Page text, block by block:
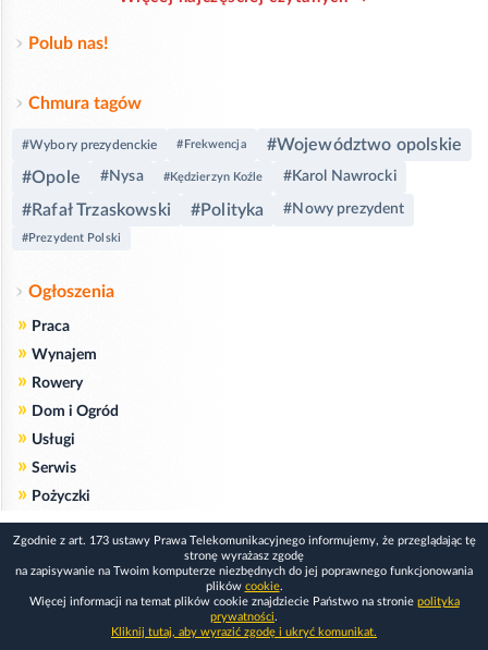
Polub nas!
Chmura tagów
#Wybory prezydenckie #Frekwencja
#Województwo opolskie
#Opole
#Nysa #Kędzierzyn Koźle #Karol Nawrocki
#Rafał Trzaskowski #Polityka #Nowy prezydent
#Prezydent Polski
Ogłoszenia
» Praca
» Wynajem
» Rowery
» Dom i Ogród
» Usługi
» Serwis
» Pożyczki
Zgodnie z art. 173 ustawy Prawa Telekomunikacyjnego informujemy, że przeglądając tę
stronę wyrażasz zgodę
na zapisywanie na Twoim komputerze niezbędnych do jej poprawnego funkcjonowania
plików cookie.
Więcej informacji na temat plików cookie znajdziecie Państwo na stronie polityka
prywatności.
Kliknij tutaj, aby wyrazić zgodę i ukryć komunikat.